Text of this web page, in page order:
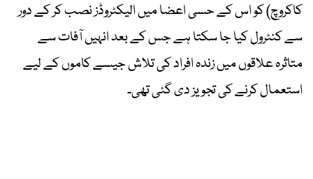
کاکروچ) کو اس کے حسی اعضا میں الیکٹروڈز نصب کر کے دور
سے کنٹرول کیا جا سکتا ہے جس کے بعد انہیں آفات سے
متاثرہ علاقوں میں زندہ افراد کی تلاش جیسے کاموں کے لیے
استعمال کرنے کی تجویز دی گئی تھی۔